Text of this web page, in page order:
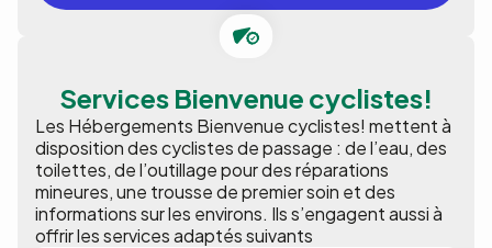
Services Bienvenue cyclistes!
Les Hébergements Bienvenue cyclistes! mettent à
disposition des cyclistes de passage : de l’eau, des
toilettes, de l’outillage pour des réparations
mineures, une trousse de premier soin et des
informations sur les environs. Ils s’engagent aussi à
offrir les services adaptés suivants